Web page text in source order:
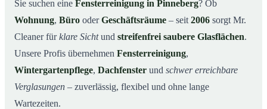
04So funktioniert’s
05Fensterreinigung in Pinneberg und Umgebung
Jetzt kostenloses Angebot einholen
So arbeiten unsere Reinigungskräfte bei einer
Fensterreinigung in Pinneberg
Sie suchen eine Fensterreinigung in Pinneberg? Ob
Wohnung, Büro oderGeschäftsräume – seit 2006 sorgt Mr.
Cleaner fürklare Sichtund streifenfrei saubere Glasflächen.
Unsere Profis übernehmen Fensterreinigung,
Wintergartenpflege, Dachfenster und schwer erreichbare
Verglasungen – zuverlässig, flexibel und ohne lange
Wartezeiten.